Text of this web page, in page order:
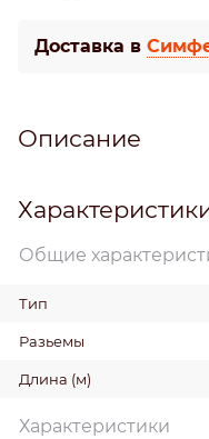
Доставка в
Описание
Общие
Тип
Разьемы
Длина (м)
Характеристики